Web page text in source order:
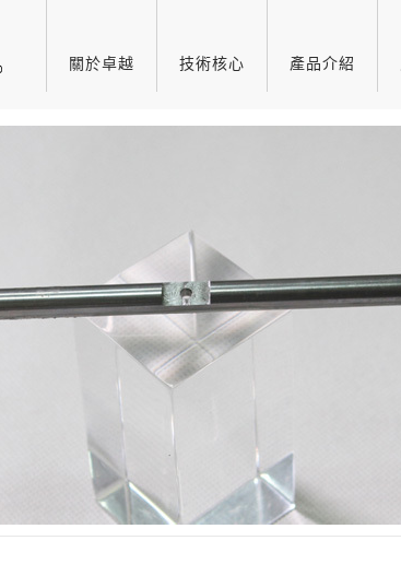
關於卓越 技術核心 產品介紹